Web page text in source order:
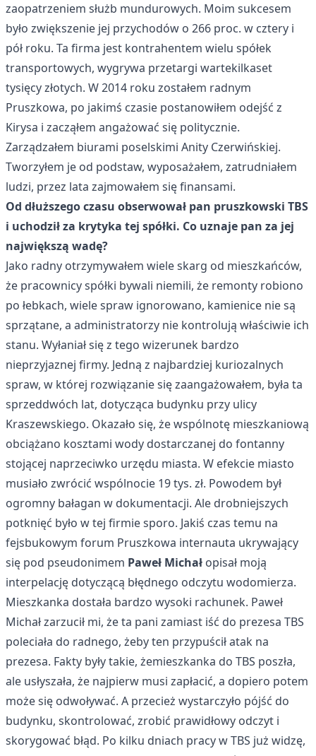
zaopatrzeniem służb mundurowych. Moim sukcesem
było zwiększenie jej przychodów o 266 proc. w cztery i
pół roku. Ta firma jest kontrahentem wielu spółek
transportowych, wygrywa przetargi wartekilkaset
tysięcy złotych. W 2014 roku zostałem radnym
Pruszkowa, po jakimś czasie postanowiłem odejść z
Kirysa i zacząłem angażować się politycznie.
Zarządzałem biurami poselskimi Anity Czerwińskiej.
Tworzyłem je od podstaw, wyposażałem, zatrudniałem
ludzi, przez lata zajmowałem się finansami.
Od dłuższego czasu obserwował pan pruszkowski TBS
i uchodził za krytyka tej spółki. Co uznaje pan za jej
największą wadę?
Jako radny otrzymywałem wiele skarg od mieszkańców,
że pracownicy spółki bywali niemili, że remonty robiono
po łebkach, wiele spraw ignorowano, kamienice nie są
sprzątane, a administratorzy nie kontrolują właściwie ich
stanu. Wyłaniał się z tego wizerunek bardzo
nieprzyjaznej firmy. Jedną z najbardziej kuriozalnych
spraw, w której rozwiązanie się zaangażowałem, była ta
sprzeddwóch lat, dotycząca budynku przy ulicy
Kraszewskiego. Okazało się, że wspólnotę mieszkaniową
obciążano kosztami wody dostarczanej do fontanny
stojącej naprzeciwko urzędu miasta. W efekcie miasto
musiało zwrócić wspólnocie 19 tys. zł. Powodem był
ogromny bałagan w dokumentacji. Ale drobniejszych
potknięć było w tej firmie sporo. Jakiś czas temu na
fejsbukowym forum Pruszkowa internauta ukrywający
się pod pseudonimem Paweł Michał opisał moją
interpelację dotyczącą błędnego odczytu wodomierza.
Mieszkanka dostała bardzo wysoki rachunek. Paweł
Michał zarzucił mi, że ta pani zamiast iść do prezesa TBS
poleciała do radnego, żeby ten przypuścił atak na
prezesa. Fakty były takie, żemieszkanka do TBS poszła,
ale usłyszała, że najpierw musi zapłacić, a dopiero potem
może się odwoływać. A przecież wystarczyło pójść do
budynku, skontrolować, zrobić prawidłowy odczyt i
skorygować błąd. Po kilku dniach pracy w TBS już widzę,